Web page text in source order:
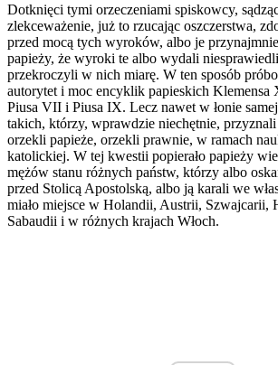
Dotknięci tymi orzeczeniami spiskowcy,
zlekceważenie, już to rzucając oszczerstwa,
przed mocą tych wyroków, albo je
papieży, że wyroki te albo wydali
przekroczyli w nich miarę. W ten sposób
autorytet i moc encyklik papieskich
Piusa VII i Piusa IX. Lecz nawet w łonie
takich, którzy, wprawdzie niechętnie,
orzekli papieże, orzekli prawnie, w ramach
katolickiej. W tej kwestii popierało papieży
mężów stanu różnych państw, którzy albo
przed Stolicą Apostolską, albo ją karali we
miało miejsce w Holandii, Austrii, Szwajcarii,
Sabaudii i w różnych krajach Włoch.